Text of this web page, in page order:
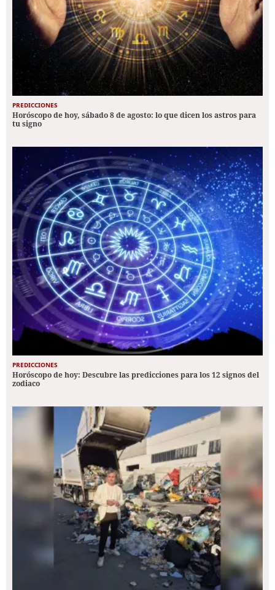
PREDICCIONES
Horóscopo de hoy, sábado 8 de agosto: lo que dicen los astros para
tu signo
PREDICCIONES
Horóscopo de hoy: Descubre las predicciones para los 12 signos del
zodiaco